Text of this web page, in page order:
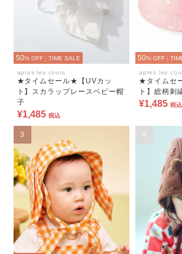
50% OFF | TIME SALE
apres les cours
★タイムセール★【UVカッ
ト】スカラップレースベビー帽
子
¥1,485 税込
50% OFF |
apres les
★タイムセ
ト】総柄刺
¥1,485 税込
3 4